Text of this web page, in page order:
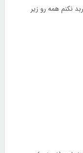
نکنم همه رو زیر